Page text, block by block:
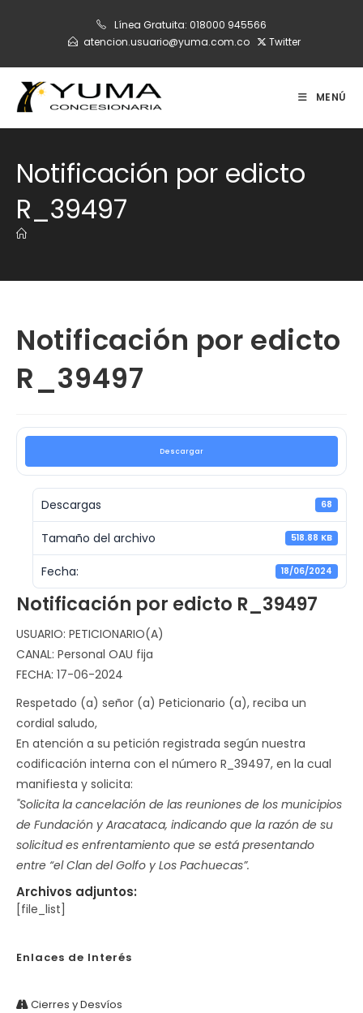
Línea Gratuita: 018000 945566
atencion.usuario@yuma.com.co
Twitter
MENÚ
Notificación por edicto
R_39497
Notificación por edicto
R_39497
Descargar
Descargas 68
Tamaño del archivo 518.88 KB
Fecha: 18/06/2024
Notificación por edicto R_39497
USUARIO: PETICIONARIO(A)
CANAL: Personal OAU fija
FECHA: 17-06-2024
Respetado (a) señor (a) Peticionario (a), reciba un
cordial saludo,
En atención a su petición registrada según nuestra
codificación interna con el número R_39497, en la cual
manifiesta y solicita:
"Solicita la cancelación de las reuniones de los municipios
de Fundación y Aracataca, indicando que la razón de su
solicitud es enfrentamiento que se está presentando
entre “el Clan del Golfo y Los Pachuecas”.
Archivos adjuntos:
[file_list]
Enlaces de Interés
Cierres y Desvíos